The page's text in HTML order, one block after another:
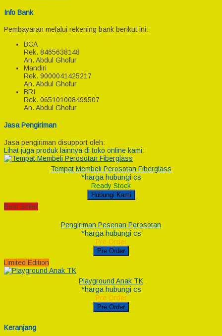
Info Bank
Pembayaran melalui rekening bank berikut ini:
BCA
Rek. 8465638148
An. Abdul Ghofur
Mandiri
Rek. 9000041425217
An. Abdul Ghofur
BRI
Rek. 065101008499507
An. Abdul Ghofur
Jasa Pengiriman
Jasa pengiriman disupport oleh:
Lihat juga produk lainnya di toko online kami:
Tempat Membeli Perosotan Fiberglass
*harga hubungi cs
Ready Stock
Hubungi Kami
Best Seller
Pengiriman Pesenan Perosotan
*harga hubungi cs
Pre Order
Pre Order
Limited Edition
Playground Anak TK
*harga hubungi cs
Pre Order
Pre Order
Keranjang